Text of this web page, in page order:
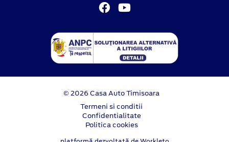
© 2026 Casa Auto Timisoara
Termeni si conditii
Confidentialitate
Politica cookies